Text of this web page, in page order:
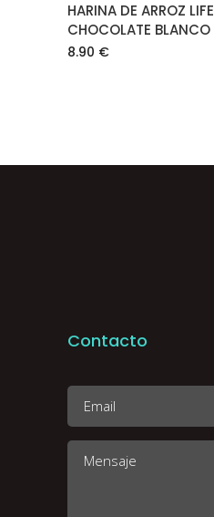
HARINA DE ARROZ
CHOCOLATE BLANCO
8.90 €
Contacto